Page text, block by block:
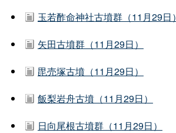
玉若酢命神社古墳群（11月29日）
矢田古墳群（11月29日）
毘売塚古墳（11月29日）
飯梨岩舟古墳（11月29日）
日向尾根古墳群（11月29日）